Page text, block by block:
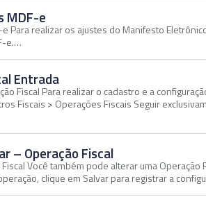
MDF-e
Para realizar os ajustes do Manifesto
e.…
Entrada
Fiscal Para realizar o cadastro e a
Fiscais > Operações Fiscais Seguir
– Operação Fiscal
Você também pode alterar uma
clique em Salvar para registrar a